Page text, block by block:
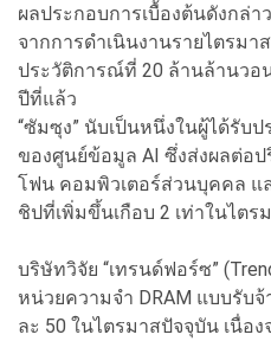
ผลประกอบการเบื้องต้นดังกล่า
จากการดำเนินงานรายไตรมา
ประวัติการณ์ที่ 20 ล้านล้านวอ
ปีที่แล้ว
“ซัมซุง” นับเป็นหนึ่งในผู้ได้รับ
ของศูนย์ข้อมูล AI ซึ่งส่งผลต่อ
โฟน คอมพิวเตอร์ส่วนบุคคล แ
ชิปที่เพิ่มขึ้นเกือบ 2 เท่าในไตร
บริษัทวิจัย “เทรนด์ฟอร์ซ”
หน่วยความจำ DRAM แบบรับ
ละ 50 ในไตรมาสปัจจุบัน เนื่อ